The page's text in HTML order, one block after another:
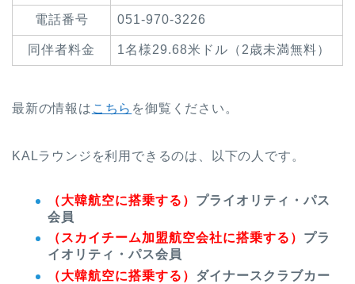
電話番号 051-970-3226
同伴者料金 1名様29.68米ドル（2歳未満無料）
最新の情報は こちら を御覧ください。
KALラウンジを利用できるのは、以下の人です。
（大韓航空に搭乗する） プライオリティ・パス
会員
（スカイチーム加盟航空会社に搭乗する） プラ
イオリティ・パス会員
（大韓航空に搭乗する） ダイナースクラブカー